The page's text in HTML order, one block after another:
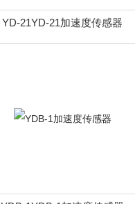
YD-21YD-21加速度传感器